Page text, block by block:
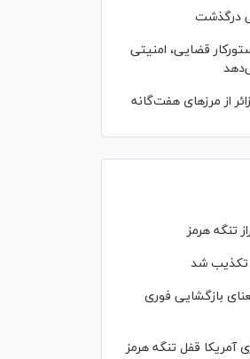
درگذشت
قضایی، امنیتی
و ۳۷۷ هزار زائر از مرز‌های هفت‌گانه
تکذیب شد
بازگشایی فوری
آمریکا قفل تنگه هرمز